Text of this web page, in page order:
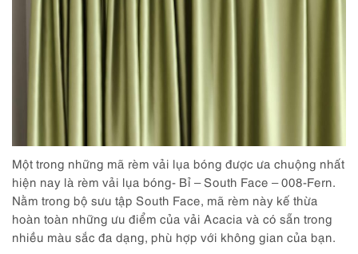
Một trong những mã rèm vải lụa bóng được ưa chuộng nhất
hiện nay là rèm vải lụa bóng- Bỉ – South Face – 008-Fern.
Nằm trong bộ sưu tập South Face, mã rèm này kế thừa
hoàn toàn những ưu điểm của vải Acacia và có sẵn trong
nhiều màu sắc đa dạng, phù hợp với không gian của bạn.